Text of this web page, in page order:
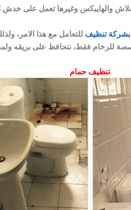
بشركة تنظيف للتعامل مع هذا الامر،
للرخام فقط، نتحافظ على بريقه
تنظيف حمام